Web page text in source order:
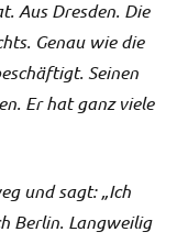
Aus Dresden. Die
Genau wie die
Seinen
Er hat ganz viele
und sagt: „Ich
Berlin. Langweilig